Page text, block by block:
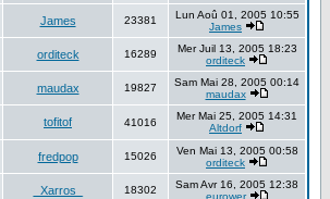
James 23381
Lun Aoû 01, 2005 10:55
James
orditeck 16289
Mer Juil 13, 2005 18:23
orditeck
maudax 19827
Sam Mai 28, 2005 00:14
maudax
tofitof 41016
Mer Mai 25, 2005 14:31
Altdorf
fredpop 15026
Ven Mai 13, 2005 00:58
orditeck
_Xarros_ 18302
Sam Avr 16, 2005 12:38
eurower